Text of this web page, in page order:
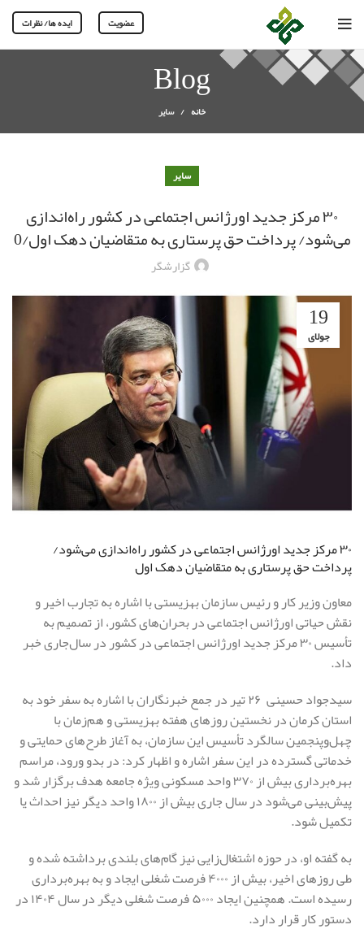
عضویت ایده ها/ نظرات
Blog
خانه سایر
سایر
۳۰ مرکز جدید اورژانس اجتماعی در کشور راه‌اندازی
می‌شود/ پرداخت حق پرستاری به متقاضیان دهک اول/0
گزارشگر
19
جولای
۳۰ مرکز جدید اورژانس اجتماعی در کشور راه‌اندازی می‌شود/
پرداخت حق پرستاری به متقاضیان دهک اول
معاون وزیر کار و رئیس سازمان بهزیستی با اشاره به تجارب اخیر و
نقش حیاتی اورژانس اجتماعی در بحران‌های کشور، از تصمیم به
تأسیس ۳۰ مرکز جدید اورژانس اجتماعی در کشور در سال‌جاری خبر
داد.
سیدجواد حسینی ۲۶ تیر در جمع خبرنگاران با اشاره به سفر خود به
استان کرمان در نخستین روزهای هفته بهزیستی و هم‌زمان با
چهل‌وپنجمین سالگرد تأسیس این سازمان، به آغاز طرح‌های حمایتی و
خدماتی گسترده در این سفر اشاره و اظهار کرد: در بدو ورود، مراسم
بهره‌برداری بیش از ۳۷۰ واحد مسکونی ویژه جامعه هدف برگزار شد و
پیش‌بینی می‌شود در سال جاری بیش از ۱۸۰۰ واحد دیگر نیز احداث یا
تکمیل شود.
به گفته او، در حوزه اشتغال‌زایی نیز گام‌های بلندی برداشته شده و
طی روزهای اخیر، بیش از ۴۰۰۰ فرصت شغلی ایجاد و به بهره‌برداری
رسیده است. همچنین ایجاد ۵۰۰۰ فرصت شغلی دیگر در سال ۱۴۰۴ در
دستور کار قرار دارد.